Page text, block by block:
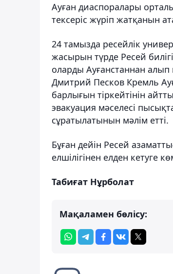
Ауған диаспоралары
тексеріс жүріп жатқанын
24 тамызда ресейлік
жасырын түрде Ресей
оларды Ауғанстаннан алып
Дмитрий Песков Кремль
барлығын тіркейтінін
эвакуация мәселесі
сұратылатынын мәлім етті.
Бұған дейін Ресей
елшілігінен елден кетуге
Табиғат Нұрболат
Мақаламен бөлісу: